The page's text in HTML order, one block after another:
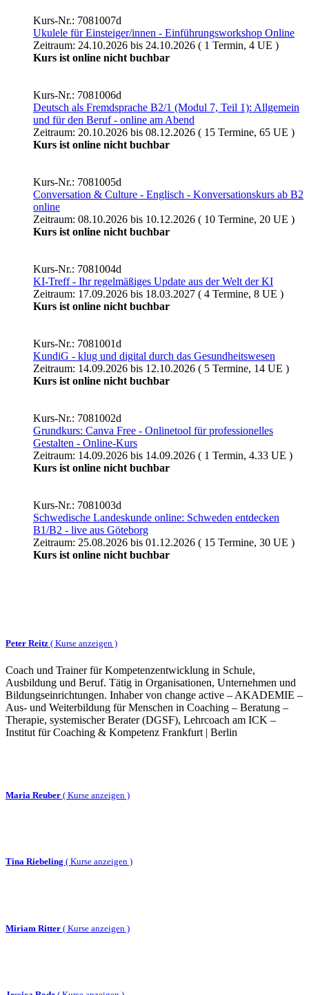
Kurs-Nr.: 7081007d
Ukulele für Einsteiger/innen - Einführungsworkshop Online
Zeitraum: 24.10.2026 bis 24.10.2026 ( 1 Termin, 4 UE )
Kurs ist online nicht buchbar
Kurs-Nr.: 7081006d
Deutsch als Fremdsprache B2/1 (Modul 7, Teil 1): Allgemein
und für den Beruf - online am Abend
Zeitraum: 20.10.2026 bis 08.12.2026 ( 15 Termine, 65 UE )
Kurs ist online nicht buchbar
Kurs-Nr.: 7081005d
Conversation & Culture - Englisch - Konversationskurs ab B2
online
Zeitraum: 08.10.2026 bis 10.12.2026 ( 10 Termine, 20 UE )
Kurs ist online nicht buchbar
Kurs-Nr.: 7081004d
KI-Treff - Ihr regelmäßiges Update aus der Welt der KI
Zeitraum: 17.09.2026 bis 18.03.2027 ( 4 Termine, 8 UE )
Kurs ist online nicht buchbar
Kurs-Nr.: 7081001d
KundiG - klug und digital durch das Gesundheitswesen
Zeitraum: 14.09.2026 bis 12.10.2026 ( 5 Termine, 14 UE )
Kurs ist online nicht buchbar
Kurs-Nr.: 7081002d
Grundkurs: Canva Free - Onlinetool für professionelles
Gestalten - Online-Kurs
Zeitraum: 14.09.2026 bis 14.09.2026 ( 1 Termin, 4.33 UE )
Kurs ist online nicht buchbar
Kurs-Nr.: 7081003d
Schwedische Landeskunde online: Schweden entdecken
B1/B2 - live aus Göteborg
Zeitraum: 25.08.2026 bis 01.12.2026 ( 15 Termine, 30 UE )
Kurs ist online nicht buchbar
Peter Reitz ( Kurse anzeigen )
Coach und Trainer für Kompetenzentwicklung in Schule,
Ausbildung und Beruf. Tätig in Organisationen, Unternehmen und
Bildungseinrichtungen. Inhaber von change active – AKADEMIE –
Aus- und Weiterbildung für Menschen in Coaching – Beratung –
Therapie, systemischer Berater (DGSF), Lehrcoach am ICK –
Institut für Coaching & Kompetenz Frankfurt | Berlin
Maria Reuber ( Kurse anzeigen )
Tina Riebeling ( Kurse anzeigen )
Miriam Ritter ( Kurse anzeigen )